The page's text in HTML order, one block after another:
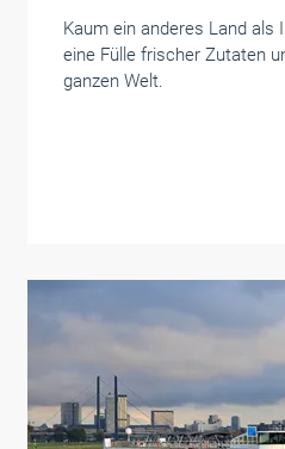
Kaum ein anderes Land als
eine Fülle frischer Zutaten
ganzen Welt.